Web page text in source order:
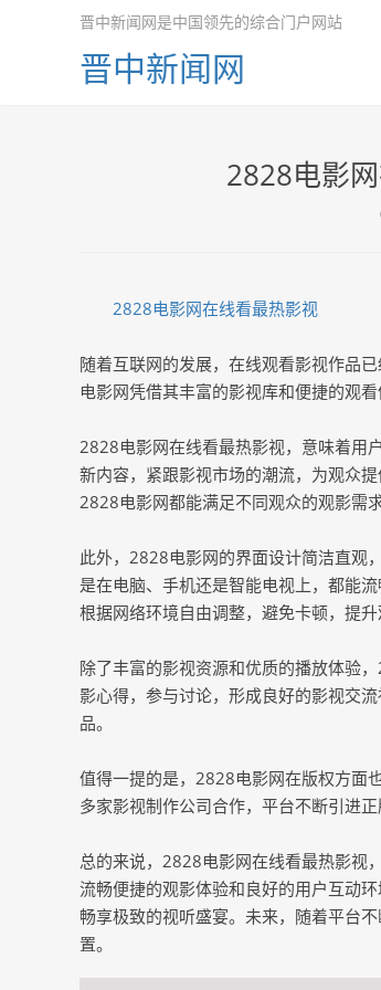
晋中新闻网是中国领先的综合门户网站
晋中新闻网
2828电影
2828电影网在线看最热影视
随着互联网的发展，在线观看影视作品
电影网凭借其丰富的影视库和便捷的观
2828电影网在线看最热影视，意味着用
新内容，紧跟影视市场的潮流，为观众
2828电影网都能满足不同观众的观影需求
此外，2828电影网的界面设计简洁直观
是在电脑、手机还是智能电视上，都能
根据网络环境自由调整，避免卡顿，提升
除了丰富的影视资源和优质的播放体验
影心得，参与讨论，形成良好的影视交
品。
值得一提的是，2828电影网在版权方面
多家影视制作公司合作，平台不断引进
总的来说，2828电影网在线看最热影视
流畅便捷的观影体验和良好的用户互动
畅享极致的视听盛宴。未来，随着平台
置。